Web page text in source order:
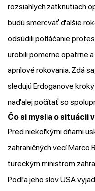
rozsiahlych zatknutiach
budú smerovať ďalšie
odsúdilipotláčanie
urobili pomerne opatrne a
aprílové rokovania. Zdá
sledujú Erdoganove
naďalej počítať so
Čo si myslia o situácii
Pred niekoľkými dňami
zahraničných vecí Marco
tureckým ministrom
Podľa jeho slov USA